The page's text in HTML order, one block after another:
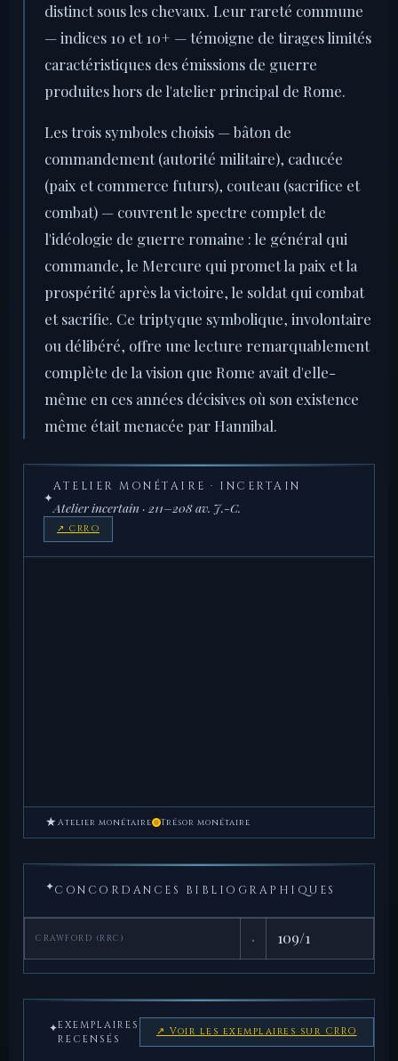
distinct sous les chevaux. Leur rareté commune
— indices 10 et 10+ — témoigne de tirages limités
caractéristiques des émissions de guerre
produites hors de l'atelier principal de Rome.
Les trois symboles choisis — bâton de
commandement (autorité militaire), caducée
(paix et commerce futurs), couteau (sacrifice et
combat) — couvrent le spectre complet de
l'idéologie de guerre romaine : le général qui
commande, le Mercure qui promet la paix et la
prospérité après la victoire, le soldat qui combat
et sacrifie. Ce triptyque symbolique, involontaire
ou délibéré, offre une lecture remarquablement
complète de la vision que Rome avait d'elle-
même en ces années décisives où son existence
même était menacée par Hannibal.
✦
ATELIER MONÉTAIRE · INCERTAIN
Atelier incertain · 211–208 av. J.-C.
↗ CRRO
★ Atelier monétaire Trésor monétaire
✦CONCORDANCES BIBLIOGRAPHIQUES
CRAWFORD (RRC) · 109/1
✦EXEMPLAIRES
RECENSÉS
↗ Voir les exemplaires sur CRRO